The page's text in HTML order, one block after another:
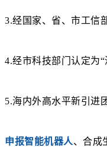
3.经国家、省、市工信
4.经市科技部门认定为
5.海内外高水平新引进
申报智能机器人、合成